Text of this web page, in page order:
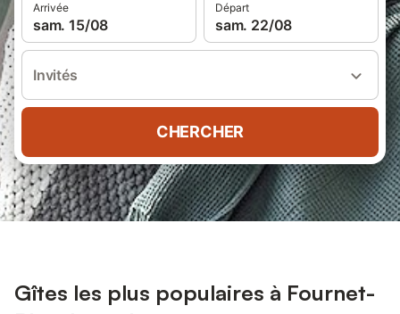
Arrivée
sam. 15/08
Départ
sam. 22/08
Invités
CHERCHER
Gîtes les plus populaires à Fournet-